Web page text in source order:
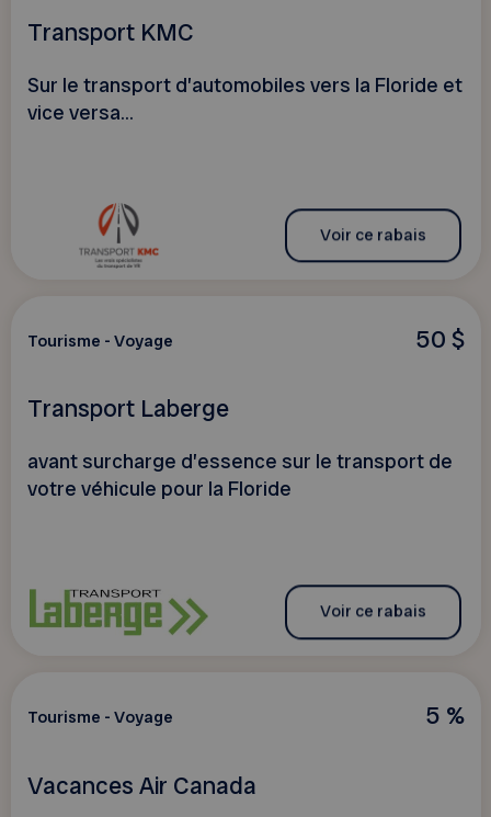
Transport KMC
Sur le transport d’automobiles vers la Floride et
vice versa...
Voir ce rabais
50 $
Tourisme - Voyage
Transport Laberge
avant surcharge d’essence sur le transport de
votre véhicule pour la Floride
Voir ce rabais
5 %
Tourisme - Voyage
Vacances Air Canada